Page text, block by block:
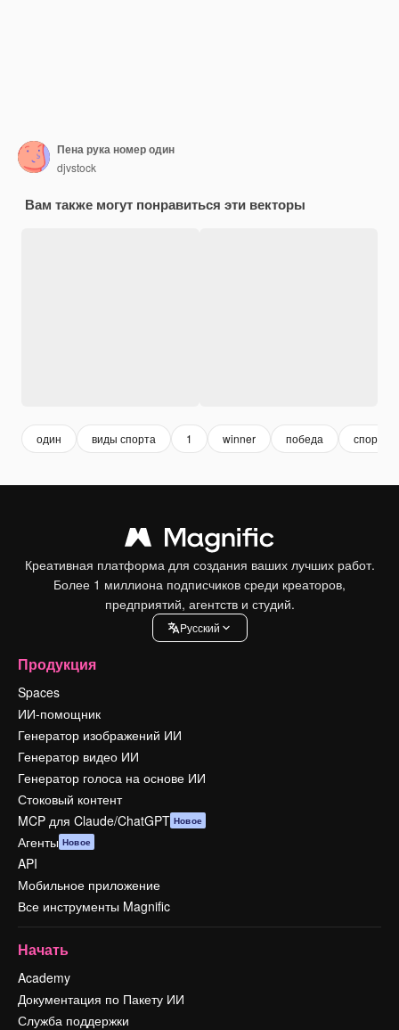
Пена рука номер один
djvstock
Вам также могут понравиться эти векторы
один виды спорта 1 winner победа спорт
Креативная платформа для создания ваших лучших работ.
Более 1 миллиона подписчиков среди креаторов,
предприятий, агентств и студий.
Pусский
Продукция
Spaces
ИИ-помощник
Генератор изображений ИИ
Генератор видео ИИ
Генератор голоса на основе ИИ
Стоковый контент
MCP для Claude/ChatGPT Новое
Агенты Новое
API
Мобильное приложение
Все инструменты Magnific
Начать
Academy
Документация по Пакету ИИ
Служба поддержки